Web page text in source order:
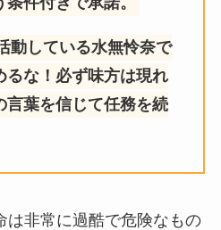
動している水無怜奈で
るな！必ず味方は現れ
言葉を信じて任務を続
は非常に過酷で危険なもの